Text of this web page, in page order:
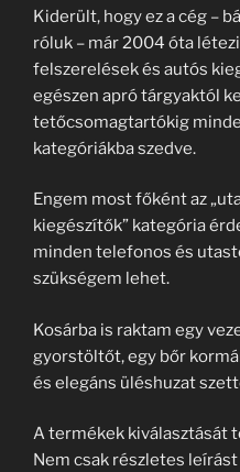
Kiderült, hogy ez a cég –
róluk – már 2004 óta
felszerelések és autós
egészen apró tárgyaktól
tetőcsomagtartókig
kategóriákba szedve.
Engem most főként az
kiegészítők” kategória
minden telefonos és
szükségem lehet.
Kosárba is raktam egy
gyorstöltőt, egy bőr
és elegáns üléshuzat
A termékek kiválasztását
Nem csak részletes